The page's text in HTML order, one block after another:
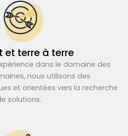
et terre à terre
dans le domaine des
nous utilisons des
et orientées vers la recherche
solutions.